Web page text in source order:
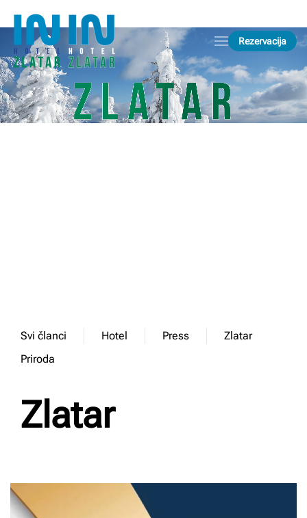
Skip to main content Rezervacija
Svi članci Hotel Press
Zlatar
Priroda
Zlatar